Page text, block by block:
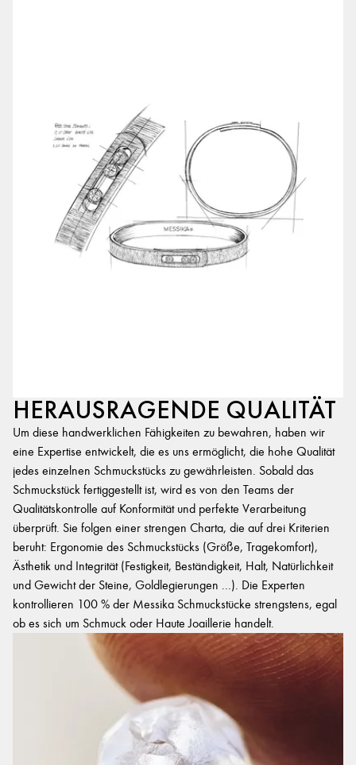
HERAUSRAGENDE QUALITÄT
Um diese handwerklichen Fähigkeiten zu bewahren, haben wir
eine Expertise entwickelt, die es uns ermöglicht, die hohe Qualität
jedes einzelnen Schmuckstücks zu gewährleisten. Sobald das
Schmuckstück fertiggestellt ist, wird es von den Teams der
Qualitätskontrolle auf Konformität und perfekte Verarbeitung
überprüft. Sie folgen einer strengen Charta, die auf drei Kriterien
beruht: Ergonomie des Schmuckstücks (Größe, Tragekomfort),
Ästhetik und Integrität (Festigkeit, Beständigkeit, Halt, Natürlichkeit
und Gewicht der Steine, Goldlegierungen ...). Die Experten
kontrollieren 100 % der Messika Schmuckstücke strengstens, egal
ob es sich um Schmuck oder Haute Joaillerie handelt.